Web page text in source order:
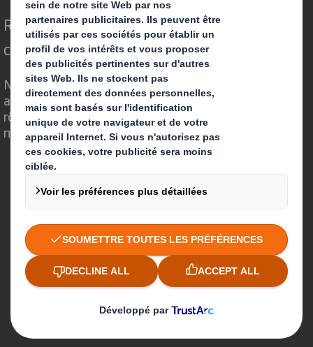
Repenser l’emballage pour un monde qui
change
Nous faisons la différence parce que nous
avons su voir en quoi l'emballage avait un
rôle important à jouer dans le monde qui
nous entoure.
Qui sommes-nous ?
A propos
Investisseurs
Développement durable
Actualité
Carrière